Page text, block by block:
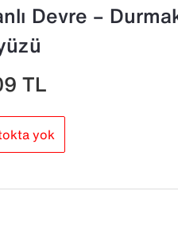
Devre –
TL
yok